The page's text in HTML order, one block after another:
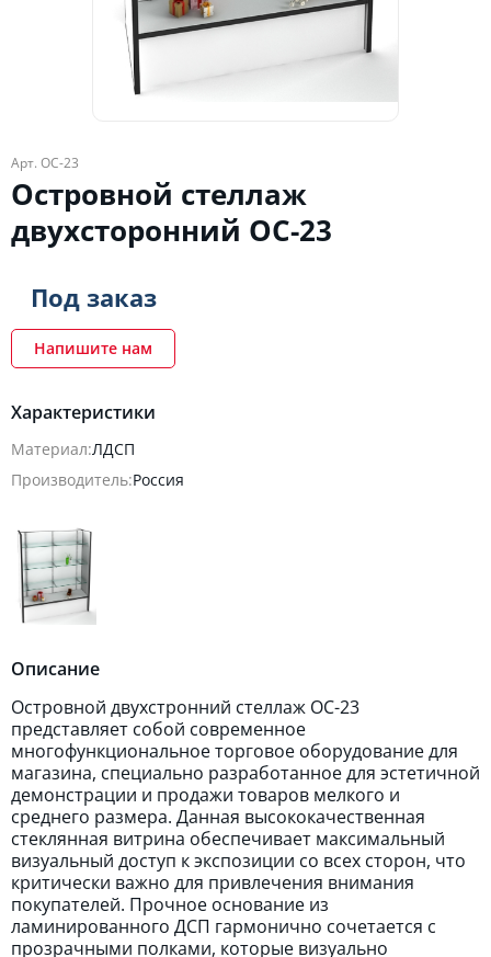
Арт. ОС-23
Островной стеллаж
двухсторонний ОС-23
Характеристики
Материал:ЛДСП
Производитель:Россия
Под заказ
Напишите нам
Описание
Островной двухстронний стеллаж ОС-23
представляет собой современное
многофункциональное торговое оборудование для
магазина, специально разработанное для эстетичной
демонстрации и продажи товаров мелкого и
среднего размера. Данная высококачественная
стеклянная витрина обеспечивает максимальный
визуальный доступ к экспозиции со всех сторон, что
критически важно для привлечения внимания
покупателей. Прочное основание из
ламинированного ДСП гармонично сочетается с
прозрачными полками, которые визуально